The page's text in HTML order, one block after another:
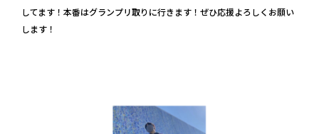
してます！本番はグランプリ取りに行きます！ぜひ応援よろしくお願い
します！